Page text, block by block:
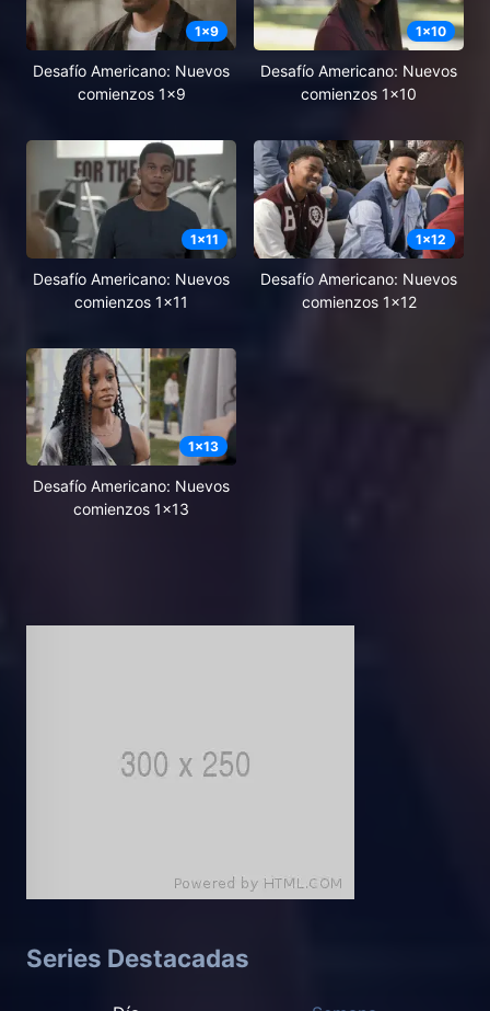
1x9
Desafío Americano: Nuevos
comienzos 1x9
1x10
Desafío Americano: Nuevos
comienzos 1x10
1x11
Desafío Americano: Nuevos
comienzos 1x11
1x12
Desafío Americano: Nuevos
comienzos 1x12
1x13
Desafío Americano: Nuevos
comienzos 1x13
Series Destacadas